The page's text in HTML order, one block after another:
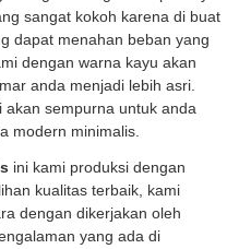
sangat kokoh karena di buat
dapat menahan beban yang
dengan warna kayu akan
anda menjadi lebih asri.
akan sempurna untuk anda
modern minimalis.
ini kami produksi dengan
kualitas terbaik, kami
dengan dikerjakan oleh
yang ada di